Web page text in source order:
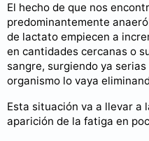
El hecho de que nos
predominantemente
de lactato empiecen a
en cantidades cercanas o
sangre, surgiendo ya
organismo lo vaya
Esta situación va a llevar a
aparición de la fatiga en